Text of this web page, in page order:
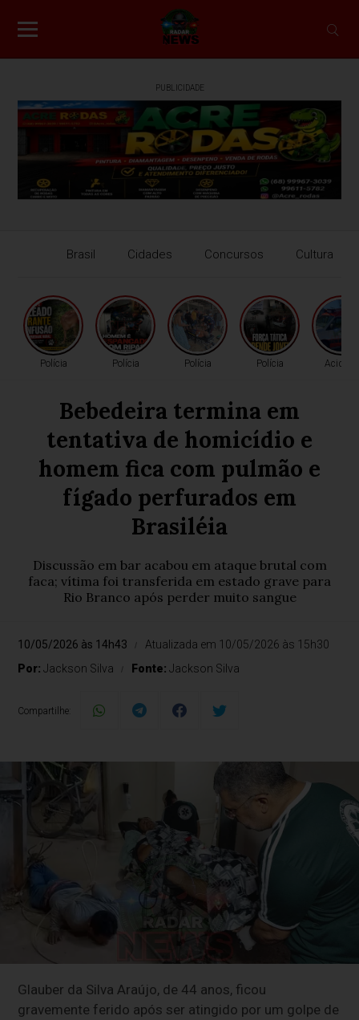
PUBLICIDADE
Brasil Cidades Concursos Cultura
Polícia Polícia Polícia Polícia
Bebedeira termina em
tentativa de homicídio e
homem fica com pulmão e
fígado perfurados em
Brasiléia
Discussão em bar acabou em ataque brutal com
faca; vítima foi transferida em estado grave para
Rio Branco após perder muito sangue
10/05/2026 às 14h43
Atualizada em 10/05/2026 às 15h30
Por:Jackson Silva Fonte:Jackson Silva
Compartilhe:
Glauber da Silva Araújo, de 44 anos, ficou
gravemente ferido após ser atingido por um golpe de